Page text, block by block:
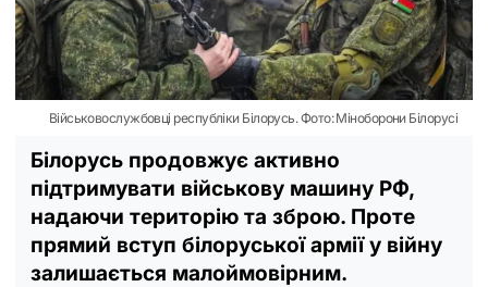
Військовослужбовці республіки Білорусь. Фото: Міноборони Білорусі
Білорусь продовжує активно
підтримувати військову машину РФ,
надаючи територію та зброю. Проте
прямий вступ білоруської армії у війну
залишається малоймовірним.